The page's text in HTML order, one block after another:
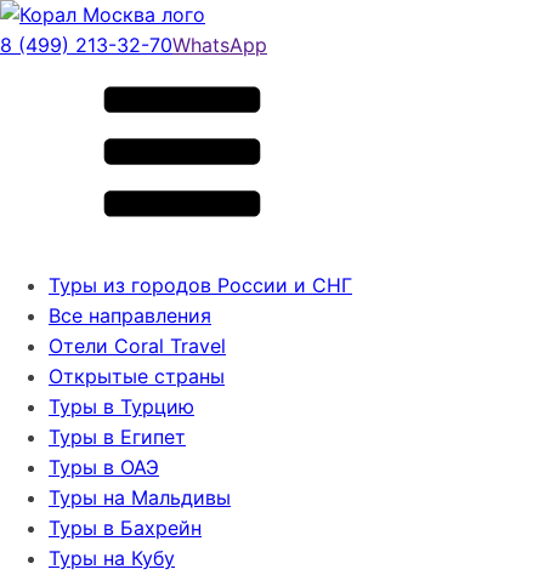
8 (499) 213-32-70WhatsApp
Туры из городов России и СНГ
Все направления
Отели Coral Travel
Открытые страны
Туры в Турцию
Туры в Египет
Туры в ОАЭ
Туры на Мальдивы
Туры в Бахрейн
Туры на Кубу